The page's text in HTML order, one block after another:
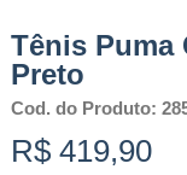
Tênis Puma
Preto
Cod. do Produto:
R$ 419,90